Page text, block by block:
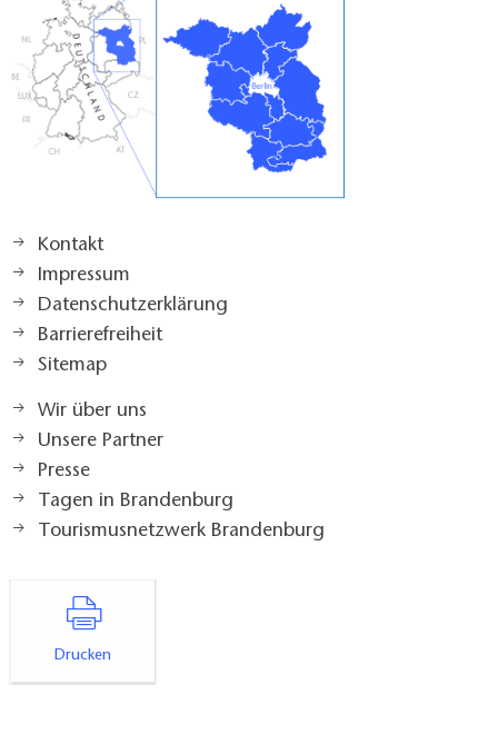
Kontakt
Impressum
Datenschutzerklärung
Barrierefreiheit
Sitemap
Wir über uns
Unsere Partner
Presse
Tagen in Brandenburg
Tourismusnetzwerk Brandenburg
Drucken